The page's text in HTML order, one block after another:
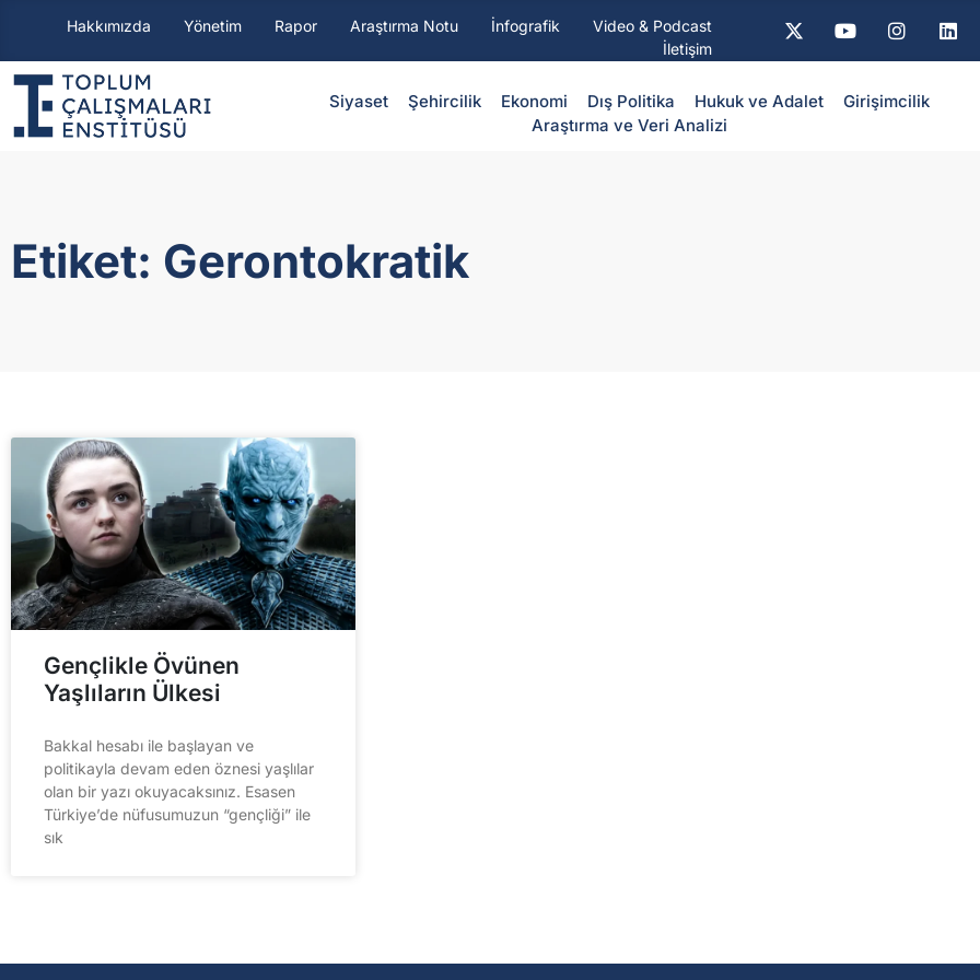
Hakkımızda Yönetim Rapor Araştırma Notu İnfografik
Video & Podcast
İletişim
Siyaset ⁠Şehircilik Ekonomi Dış Politika ⁠Hukuk ve Adalet
Girişimcilik
Araştırma ve Veri Analizi
Etiket: Gerontokratik
Gençlikle Övünen
Yaşlıların Ülkesi
Bakkal hesabı ile başlayan ve
politikayla devam eden öznesi yaşlılar
olan bir yazı okuyacaksınız. Esasen
Türkiye’de nüfusumuzun “gençliği” ile
sık